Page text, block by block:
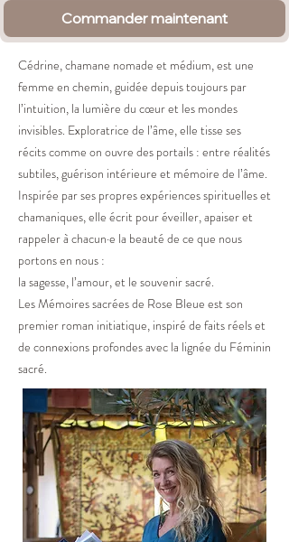
Commander maintenant
Cédrine, chamane nomade et médium, est une
femme en chemin, guidée depuis toujours par
l’intuition, la lumière du cœur et les mondes
invisibles. Exploratrice de l’âme, elle tisse ses
récits comme on ouvre des portails : entre réalités
subtiles, guérison intérieure et mémoire de l’âme.
Inspirée par ses propres expériences spirituelles et
chamaniques, elle écrit pour éveiller, apaiser et
rappeler à chacun·e la beauté de ce que nous
portons en nous :
la sagesse, l’amour, et le souvenir sacré.
Les Mémoires sacrées de Rose Bleue est son
premier roman initiatique, inspiré de faits réels et
de connexions profondes avec la lignée du Féminin
sacré.